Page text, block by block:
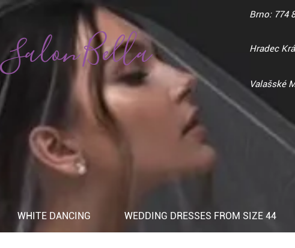
Salon Bella
Brno: 774
Hradec
Valašské
WHITE DANCING WEDDING DRESSES FROM SIZE 44